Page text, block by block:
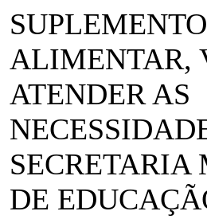
SUPLEMENTO
ALIMENTAR,
ATENDER AS
SECRETARIA
DE